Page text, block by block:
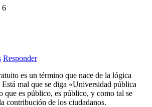
6
Responder
es un término que nace de la lógica
mal que se diga «Universidad pública
que es público, es público, y como tal se
contribución de los ciudadanos.